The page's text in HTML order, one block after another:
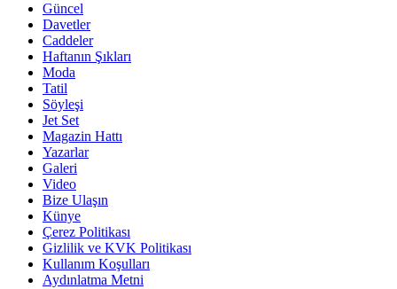
Güncel
Davetler
Caddeler
Haftanın Şıkları
Moda
Tatil
Söyleşi
Jet Set
Magazin Hattı
Yazarlar
Galeri
Video
Bize Ulaşın
Künye
Çerez Politikası
Gizlilik ve KVK Politikası
Kullanım Koşulları
Aydınlatma Metni